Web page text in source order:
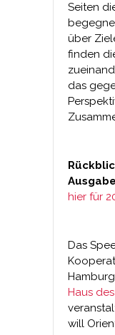
Seiten
über
finden
das
hier für
Das
Haus
will